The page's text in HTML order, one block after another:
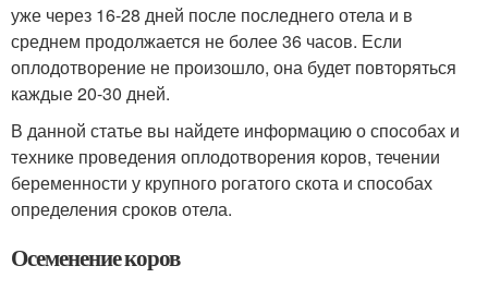
уже через 16-28 дней после последнего отела и в
среднем продолжается не более 36 часов. Если
оплодотворение не произошло, она будет повторяться
каждые 20-30 дней.
В данной статье вы найдете информацию о способах и
технике проведения оплодотворения коров, течении
беременности у крупного рогатого скота и способах
определения сроков отела.
Осеменение коров